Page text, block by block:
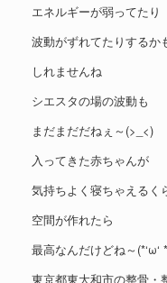
エネルギーが弱ってたり
波動がずれてたりするか
しれませんね
シエスタの場の波動も
まだまだだねぇ～(>_<)
入ってきた赤ちゃんが
気持ちよく寝ちゃえるく
空間が作れたら
最高なんだけどね～(*‘ω‘
東京都東大和市の整骨・